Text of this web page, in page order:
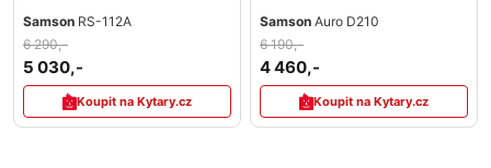
Samson RS-112A
6 290,-
5 030,-
Koupit na Kytary.cz
Samson Auro D210
6 190,-
4 460,-
Koupit na Kytary.cz